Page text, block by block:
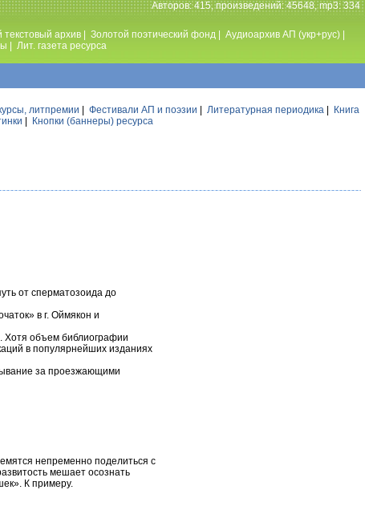
Авторов: 415, произведений: 45648, mp3: 334
текстовый архив Золотой поэтический фонд Аудиоархив АП (укр+рус)
Лит. газета ресурса
литпремии Фестивали АП и поэзии Литературная периодика
Книга
Кнопки (баннеры) ресурса
от сперматозоида до
в г. Оймякон и
Хотя объем библиографии
в популярнейших изданиях
за проезжающими
непременно поделиться с
мешает осознать
К примеру.